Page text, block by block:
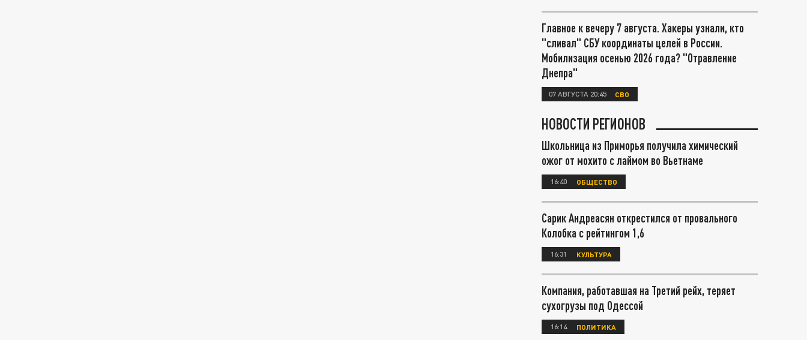
Главное к вечеру 7 августа. Хакеры узнали, кто
"сливал" СБУ координаты целей в России.
Мобилизация осенью 2026 года? "Отравление
Днепра"
07 АВГУСТА 20:45 СВО
НОВОСТИ РЕГИОНОВ
Школьница из Приморья получила химический
ожог от мохито с лаймом во Вьетнаме
16:40 ОБЩЕСТВО
Сарик Андреасян открестился от провального
Колобка с рейтингом 1,6
16:31 КУЛЬТУРА
Компания, работавшая на Третий рейх, теряет
сухогрузы под Одессой
16:14 ПОЛИТИКА